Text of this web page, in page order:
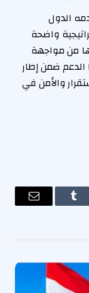
الدول
واضحة
من مواجهة
الدعم ضمن إطار
والأمن في
Tumblr
البريد